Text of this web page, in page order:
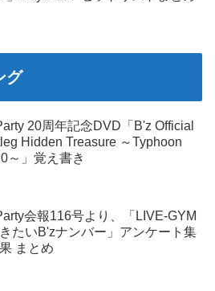
グ
20周年記念DVD「B'z Official
Hidden Treasure ～Typhoon
～」覚え書き
会報116号より、「LIVE-GYM
たいB'zナンバー」アンケート集
まとめ